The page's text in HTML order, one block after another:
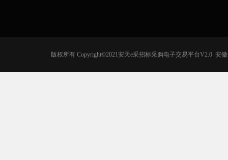
版权所有 Copyright©2021安天e采招标采购电子交易平台V2.0 安